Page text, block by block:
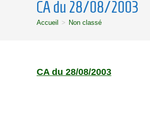
CA du 28/08/2003
Accueil > Non classé
CA du 28/08/2003